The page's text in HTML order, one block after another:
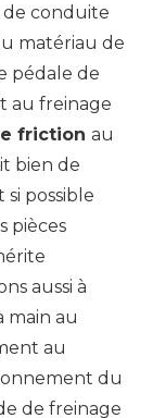
de conduite
matériau de
pédale de
au freinage
friction au
bien de
si possible
pièces
aussi à
main au
au
du
de freinage